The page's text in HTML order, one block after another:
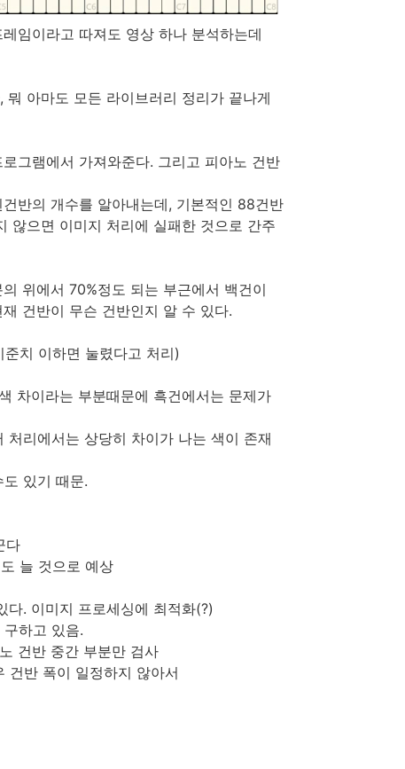
임이라고 따져도 영상 하나 분석하는데
아마도 모든 라이브러리 정리가 끝나게
그램에서 가져와준다. 그리고 피아노 건반
반의 개수를 알아내는데, 기본적인 88건반
않으면 이미지 처리에 실패한 것으로 간주
위에서 70%정도 되는 부근에서 백건이
건반이 무슨 건반인지 알 수 있다.
치 이하면 눌렸다고 처리)
차이라는 부분때문에 흑건에서는 문제가
리에서는 상당히 차이가 나는 색이 존재
있기 때문.
다
늘 것으로 예상
. 이미지 프로세싱에 최적화(?)
하고 있음.
건반 중간 부분만 검사
건반 폭이 일정하지 않아서